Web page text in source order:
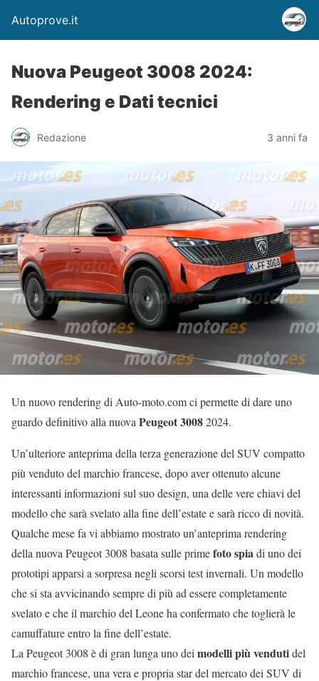
Autoprove.it
Nuova Peugeot 3008 2024:
Rendering e Dati tecnici
Redazione 3 anni fa
Un nuovo rendering di Auto-moto.com ci permette di dare uno
guardo definitivo alla nuova Peugeot 30082024.
Un’ulteriore anteprima della terza generazione del SUV compatto
più venduto del marchio francese, dopo aver ottenuto alcune
interessanti informazioni sul suo design, una delle vere chiavi del
modello che sarà svelato alla fine dell’estate e sarà ricco di novità.
Qualche mese fa vi abbiamo mostrato un’anteprima rendering
della nuova Peugeot 3008 basata sulle primefoto spiadi uno dei
prototipi apparsi a sorpresa negli scorsi test invernali. Un modello
che si sta avvicinando sempre di più ad essere completamente
svelato e che il marchio del Leone ha confermato che toglierà le
camuffature entro la fine dell’estate.
La Peugeot 3008 è di gran lunga uno dei modelli più vendutidel
marchio francese, una vera e propria star del mercato dei SUV di